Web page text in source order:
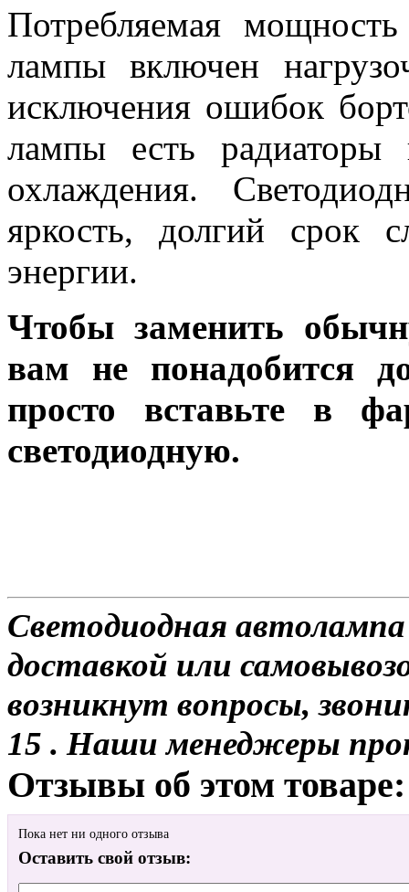
Потребляемая
лампы включен
исключения ошибок
лампы есть радиаторы
охлаждения.
яркость, долгий срок
энергии.
Чтобы заменить
вам не понадобится
просто вставьте в
светодиодную.
Светодиодная
доставкой или
возникнут вопросы,
15 . Наши менеджеры
Отзывы об этом товаре:
Пока нет ни одного отзыва
Оставить свой отзыв: